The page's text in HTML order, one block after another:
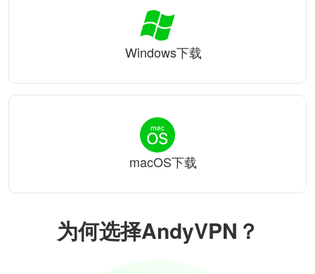
为何选择AndyVPN？
Windows下载
macOS下载